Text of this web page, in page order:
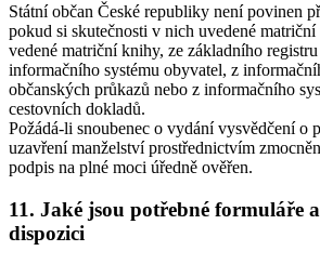
Státní občan České republiky není povinen
pokud si skutečnosti v nich uvedené
vedené matriční knihy, ze základního
informačního systému obyvatel, z
občanských průkazů nebo z informačního
cestovních dokladů.
Požádá-li snoubenec o vydání vysvědčení o
uzavření manželství prostřednictvím
podpis na plné moci úředně ověřen.
11. Jaké jsou potřebné formuláře
dispozici